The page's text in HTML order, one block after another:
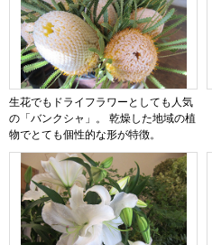
生花でもドライフラワーとしても人気
の「バンクシャ」。 乾燥した地域の植
物でとても個性的な形が特徴。